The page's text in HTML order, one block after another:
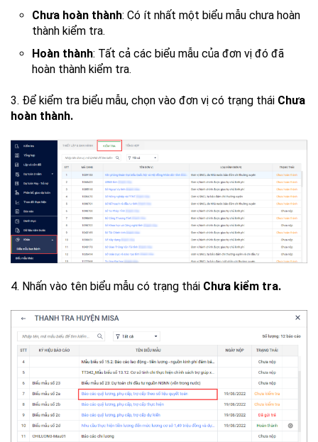
Chưa hoàn thành: Có ít nhất một biểu mẫu chưa hoàn
thành kiểm tra.
Hoàn thành: Tất cả các biểu mẫu của đơn vị đó đã
hoàn thành kiểm tra.
3. Để kiểm tra biểu mẫu, chọn vào đơn vị có trạng thái Chưa
hoàn thành.
4. Nhấn vào tên biểu mẫu có trạng thái Chưa kiểm tra.